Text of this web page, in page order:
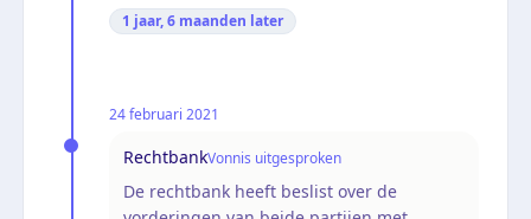
1 jaar, 6 maanden later
24 februari 2021
RechtbankVonnis uitgesproken
De rechtbank heeft beslist over de